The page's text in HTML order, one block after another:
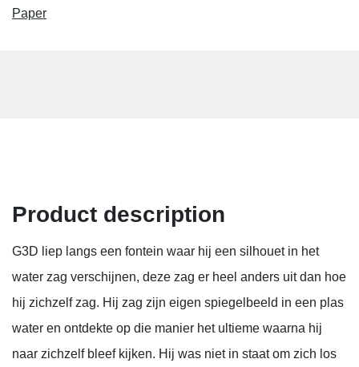
Paper
Product description
G3D liep langs een fontein waar hij een silhouet in het
water zag verschijnen, deze zag er heel anders uit dan hoe
hij zichzelf zag. Hij zag zijn eigen spiegelbeeld in een plas
water en ontdekte op die manier het ultieme waarna hij
naar zichzelf bleef kijken. Hij was niet in staat om zich los